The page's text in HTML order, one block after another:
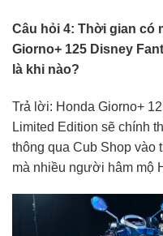
Câu hỏi 4: Thời gian có
Giorno+ 125 Disney
là khi nào?
Trả lời: Honda Giorno+
Limited Edition sẽ chính
thông qua Cub Shop vào
mà nhiều người hâm mộ